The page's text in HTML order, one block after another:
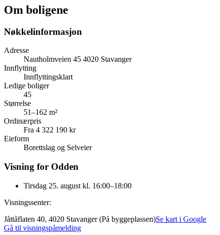
Om boligene
Nøkkelinformasjon
Adresse
Nautholmveien 45 4020 Stavanger
Innflytting
Innflyttingsklart
Ledige boliger
45
Størrelse
51–162 m²
Ordinærpris
Fra 4 322 190 kr
Eieform
Borettslag og Selveier
Visning for Odden
Tirsdag 25. august kl. 16:00–18:00
Visningssenter:
Jåttåflaten 40, 4020 Stavanger (På byggeplassen)Se kart i Google
Gå til visningspåmelding